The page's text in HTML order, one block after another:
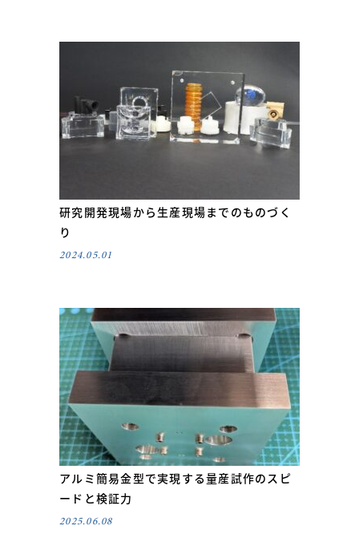
研究開発現場から生産現場までのものづく
り
2024.05.01
アルミ簡易金型で実現する量産試作のスピ
ードと検証力
2025.06.08